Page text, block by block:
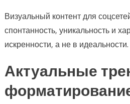
Визуальный контент для
спонтанность, уникальность и
искренности, а не в идеальности.
Актуальные